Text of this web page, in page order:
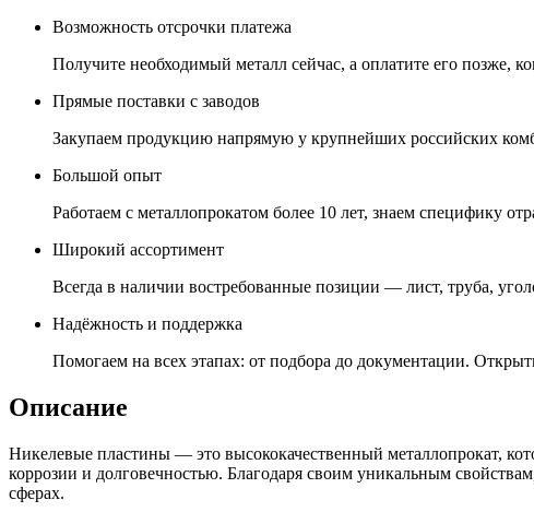
Возможность отсрочки платежа
Получите необходимый металл сейчас, а оплатите его позже,
Прямые поставки с заводов
Закупаем продукцию напрямую у крупнейших российских
Большой опыт
Работаем с металлопрокатом более 10 лет, знаем специфику
Широкий ассортимент
Всегда в наличии востребованные позиции — лист, труба,
Надёжность и поддержка
Помогаем на всех этапах: от подбора до документации.
Описание
Никелевые пластины — это высококачественный металлопрокат,
коррозии и долговечностью. Благодаря своим уникальным
сферах.